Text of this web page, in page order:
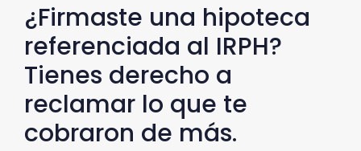
¿Firmaste una hipoteca
referenciada al IRPH?
Tienes derecho a
reclamar lo que te
cobraron de más.